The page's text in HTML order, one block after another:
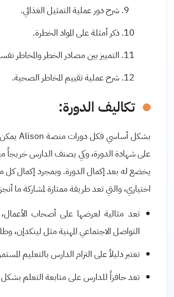
شرح دور عملية التمثيل الغذائي.
ذكر أمثلة على المواد الخطرة.
التمييز بين مصادر الخطر والمخاطر
شرح عملية تقييم المخاطر الصحية.
تكاليف الدورة:
بشكل أساسي فكل دورات منصة Alison
على شهادة الدورة، وكي يصنف الدارس
يخضع له بعد إكمال الدورة. وبمجرد إكمال
اختياري، والتي تعد طريقة ممتازة لمشاركة ما
تعد مثالية لعرضها على أصحاب
التواصل الاجتماعي المهنية مثل لينكدإن،
تعتبر دليلاً على التزام الدارس بالتعليم
تعد حافزاً للدارس على متابعة التعلم بشكل